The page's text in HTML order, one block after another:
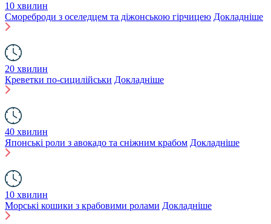
10 хвилин
Смореброди з оселедцем та діжонською гірчицею Докладніше
20 хвилин
Креветки по-сицилійськи Докладніше
40 хвилин
Японські роли з авокадо та сніжним крабом Докладніше
10 хвилин
Морські кошики з крабовими ролами Докладніше